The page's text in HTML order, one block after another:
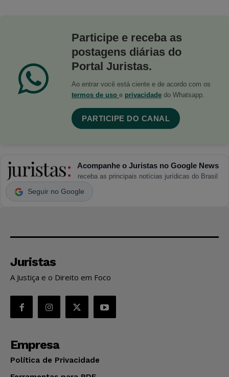
Participe e receba as
postagens diárias do
Portal Juristas.
Ao entrar você está ciente e de acordo com os
termos de uso e privacidade do Whatsapp.
PARTICIPE DO CANAL
Acompanhe o Juristas no Google News
receba as principais notícias jurídicas do Brasil
Seguir no Google
Juristas
A Justiça e o Direito em Foco
Empresa
Política de Privacidade